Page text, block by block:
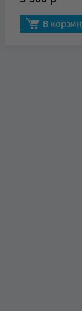
В